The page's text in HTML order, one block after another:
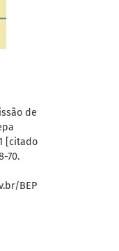
de
[citado
70.
BEP